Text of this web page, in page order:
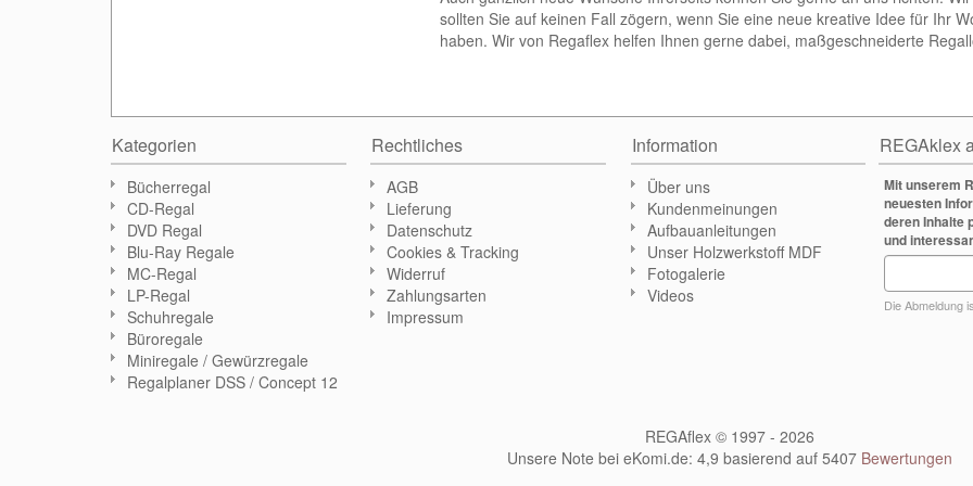
sollten Sie auf keinen Fall zögern, wenn Sie eine neue kreative Idee für Ihr
haben. Wir von Regaflex helfen Ihnen gerne dabei, maßgeschneiderte
REGAklex
Mit unserem
neuesten
deren Inhalte
und
Die Abmeldung
Kategorien
Bücherregal
CD-Regal
DVD Regal
Blu-Ray Regale
MC-Regal
LP-Regal
Schuhregale
Büroregale
Miniregale / Gewürzregale
Regalplaner DSS / Concept 12
Rechtliches
AGB
Lieferung
Datenschutz
Cookies & Tracking
Widerruf
Zahlungsarten
Impressum
Information
Über uns
Kundenmeinungen
Aufbauanleitungen
Unser Holzwerkstoff MDF
Fotogalerie
Videos
REGAflex © 1997 - 2026
Unsere Note bei eKomi.de: 4,9 basierend auf 5407 Bewertungen